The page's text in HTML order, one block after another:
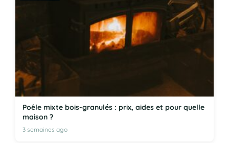
Poêle mixte bois-granulés : prix, aides et pour quelle
maison ?
3 semaines ago